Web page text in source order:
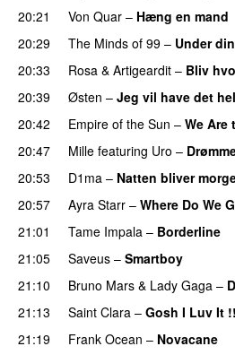
20:21
Von Quar – Hæng en mand
20:29
The Minds of 99 – Under
20:33 Rosa & Artigeardit – Bliv
20:39 Østen – Jeg vil have det
20:42
Empire of the Sun – We Are
20:47
Mille featuring Uro –
20:53
D1ma – Natten bliver
20:57
Ayra Starr – Where Do We
21:01 Tame Impala – Borderline
21:05
Saveus – Smartboy
21:10
Bruno Mars & Lady Gaga –
21:13
Saint Clara – Gosh I Luv It
21:19
Frank Ocean – Novacane